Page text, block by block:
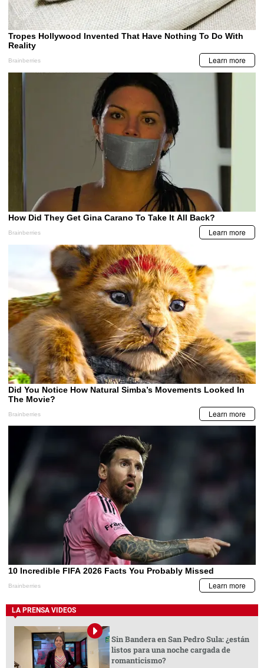
LA PRENSA VIDEOS
Sin Bandera en San Pedro Sula: ¿están
listos para una noche cargada de
romanticismo?